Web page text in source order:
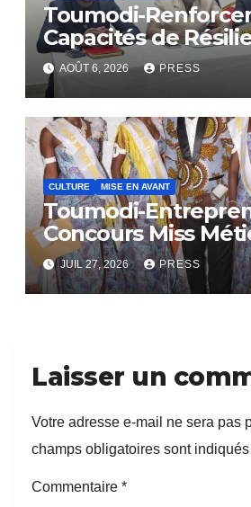
Toumodi-
Capacités de
Communautaire
AOÛT 6, 2026 PRESS
CULTURE MISE EN AVANT
Toumodi-
Concours Miss
bientôt lance.
JUIL 27, 2026 PRESS
Laisser un
Votre adresse e-mail ne sera pas
champs obligatoires sont
Commentaire *